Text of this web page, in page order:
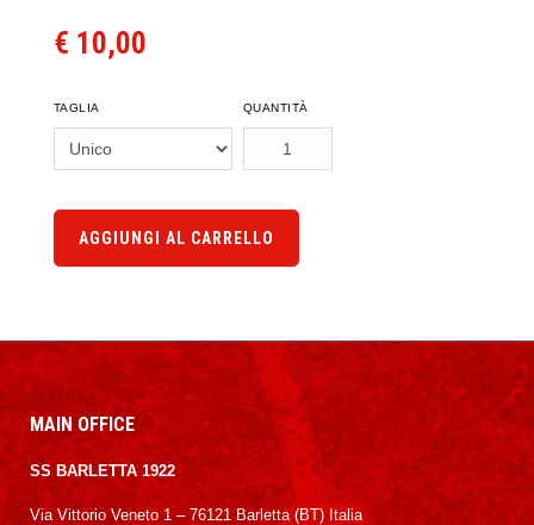
€ 10,00
TAGLIA QUANTITÀ
AGGIUNGI AL CARRELLO
MAIN OFFICE
SS BARLETTA 1922
Via Vittorio Veneto 1 – 76121 Barletta (BT) Italia